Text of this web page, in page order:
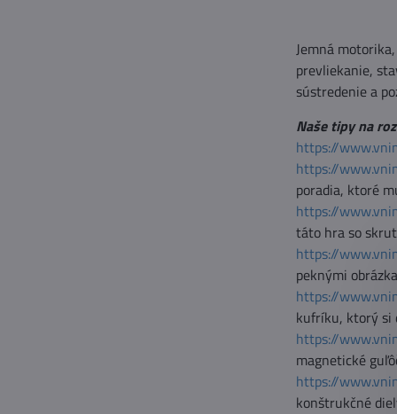
Jemná
prevliekanie,
sústredenie a
Naše tipy na
https://
https://
poradia, ktoré
https://
táto hra so
https://
peknými
https://
kufríku, ktorý si
https://
magnetické
https://
konštrukčné